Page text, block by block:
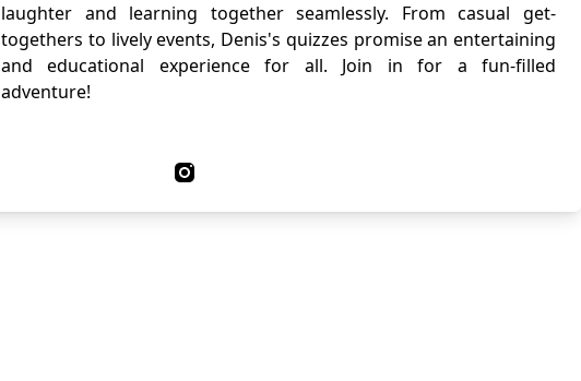
laughter and learning together seamlessly. From casual get-
togethers to lively events, Denis's quizzes promise an entertaining
and educational experience for all. Join in for a fun-filled
adventure!